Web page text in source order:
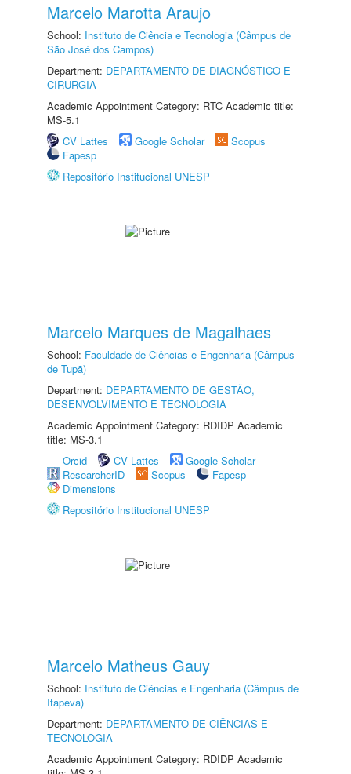
Marcelo Marotta Araujo
School: Instituto de Ciência e Tecnologia (Câmpus de
São José dos Campos)
Department: DEPARTAMENTO DE DIAGNÓSTICO E
CIRURGIA
Academic Appointment Category: RTC Academic title:
MS-5.1
CV Lattes
Google Scholar
Scopus
Fapesp
Repositório Institucional UNESP
Marcelo Marques de Magalhaes
School: Faculdade de Ciências e Engenharia (Câmpus
de Tupã)
Department: DEPARTAMENTO DE GESTÃO,
DESENVOLVIMENTO E TECNOLOGIA
Academic Appointment Category: RDIDP Academic
title: MS-3.1
Orcid
CV Lattes
Google Scholar
ResearcherID
Scopus
Fapesp
Dimensions
Repositório Institucional UNESP
Marcelo Matheus Gauy
School: Instituto de Ciências e Engenharia (Câmpus de
Itapeva)
Department: DEPARTAMENTO DE CIÊNCIAS E
TECNOLOGIA
Academic Appointment Category: RDIDP Academic